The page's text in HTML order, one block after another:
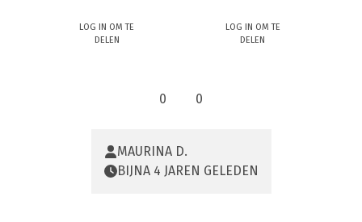
Log in om te
delen
Log in om te
delen
0 0
MAURINA D.
BIJNA 4 JAREN GELEDEN